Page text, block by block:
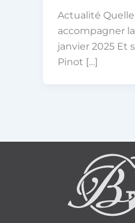
Actualité
accompagner
janvier 2025 Et
Pinot […]